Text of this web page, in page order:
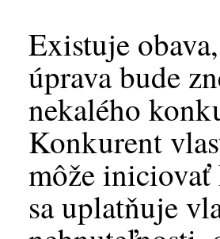
Existuje
úprava bude
nekalého
Konkurent
môže
sa uplatňuje